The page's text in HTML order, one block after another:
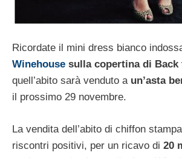
Ricordate il mini dress bianco
Winehouse sulla copertina di Back
quell’abito sarà venduto a un’asta
il prossimo 29 novembre.
La vendita dell’abito di chiffon
riscontri positivi, per un ricavo di 20